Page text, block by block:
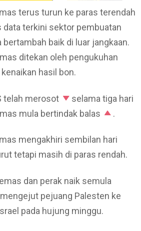
terus turun ke paras terendah
data terkini sektor pembuatan
bertambah baik di luar jangkaan.
ditekan oleh pengukuhan
hasil bon.
telah merosot
selama tiga hari
mula bertindak balas
.
mengakhiri sembilan hari
tetapi masih di paras rendah.
dan perak naik semula
pejuang Palesten ke
pada hujung minggu.